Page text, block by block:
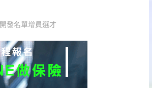
開發名單增員選才